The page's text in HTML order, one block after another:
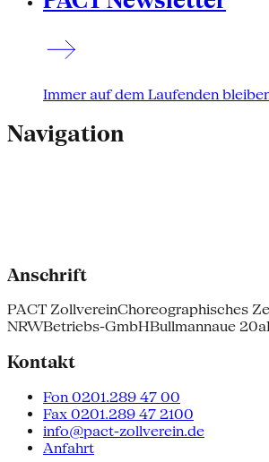
Immer auf dem Laufenden
Navigation
Anschrift
PACT ZollvereinChoreographisches
NRWBetriebs-GmbHBullmannaue 20a
Kontakt
Fon 0201.289 47 00
Fax 0201.289 47 2100
info@pact-zollverein.de
Anfahrt